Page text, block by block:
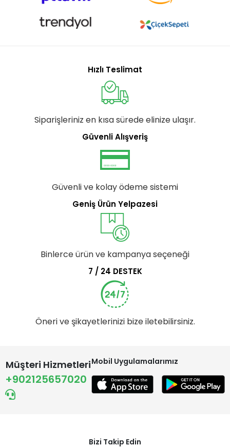
Hızlı Teslimat
Siparişleriniz en kısa sürede elinize ulaşır.
Güvenli Alışveriş
Güvenli ve kolay ödeme sistemi
Geniş Ürün Yelpazesi
Binlerce ürün ve kampanya seçeneği
7 / 24 DESTEK
Öneri ve şikayetlerinizi bize iletebilirsiniz.
Müşteri Hizmetleri
+902125657020
Mobil Uygulamalarımız
Bizi Takip Edin